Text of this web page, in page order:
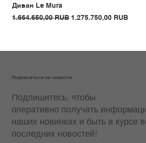
Диван Le Mura
Обычная цена
1.664.650,00 RUB Цена со скидкой
1.275.750,00 RUB
Подписаться на новости
Подпишитесь, чтобы
оперативно получать
наших новинках и быть в курсе
последних новостей!